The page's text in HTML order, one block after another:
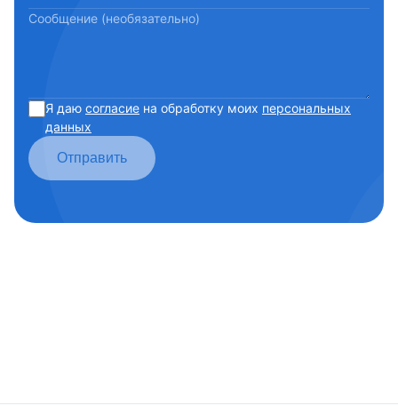
Сообщение (необязательно)
Я даю согласие на обработку моих персональных
данных
Отправить